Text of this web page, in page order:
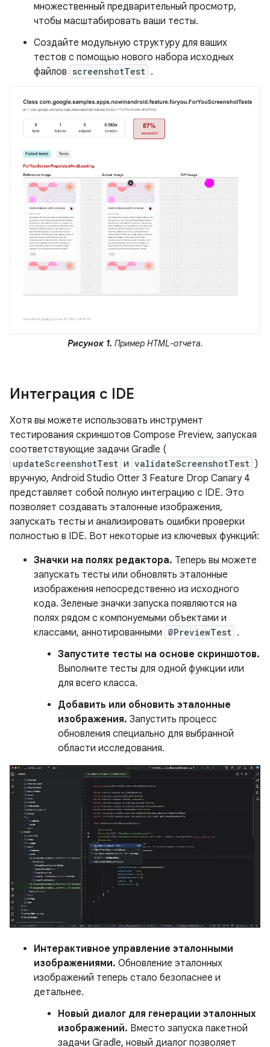
множественный предварительный просмотр,
чтобы масштабировать ваши тесты.
Создайте модульную структуру для ваших
тестов с помощью нового набора исходных
файлов screenshotTest .
Рисунок 1. Пример HTML-отчета.
Интеграция с IDE
Хотя вы можете использовать инструмент
тестирования скриншотов Compose Preview, запуская
соответствующие задачи Gradle (
updateScreenshotTest и validateScreenshotTest )
вручную, Android Studio Otter 3 Feature Drop Canary 4
представляет собой полную интеграцию с IDE. Это
позволяет создавать эталонные изображения,
запускать тесты и анализировать ошибки проверки
полностью в IDE. Вот некоторые из ключевых функций:
Значки на полях редактора. Теперь вы можете
запускать тесты или обновлять эталонные
изображения непосредственно из исходного
кода. Зеленые значки запуска появляются на
полях рядом с компонуемыми объектами и
классами, аннотированными @PreviewTest .
Запустите тесты на основе скриншотов.
Выполните тесты для одной функции или
для всего класса.
Добавить или обновить эталонные
изображения. Запустить процесс
обновления специально для выбранной
области исследования.
Интерактивное управление эталонными
изображениями. Обновление эталонных
изображений теперь стало безопаснее и
детальнее.
Новый диалог для генерации эталонных
изображений. Вместо запуска пакетной
задачи Gradle, новый диалог позволяет